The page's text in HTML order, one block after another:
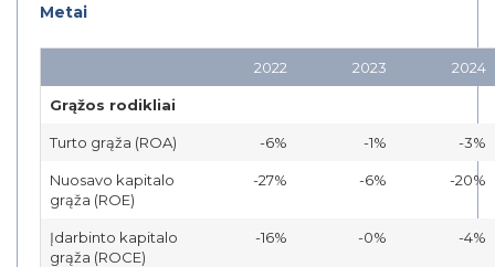
Metai
2022 2023 2024
Grąžos rodikliai
Turto grąža (ROA) -6% -1% -3%
Nuosavo kapitalo
grąža (ROE)
-27% -6% -20%
Įdarbinto kapitalo
grąža (ROCE)
-16% -0% -4%